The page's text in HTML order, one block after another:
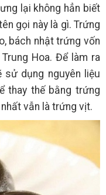
lại không hẳn biết
gọi này là gì. Trứng
bách nhật trứng vốn
Hoa. Để làm ra
dụng nguyên liệu
thay thế bằng trứng
vẫn là trứng vịt.